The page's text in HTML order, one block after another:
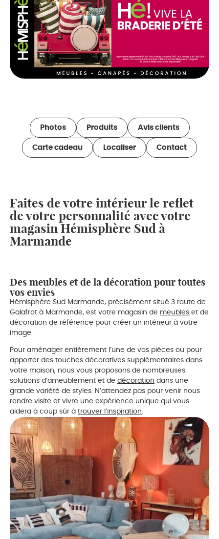
Photos Produits Avis clients
Carte cadeau Localiser Contact
Faites de votre intérieur le reflet
de votre personnalité avec votre
magasin Hémisphère Sud à
Marmande
Des meubles et de la décoration pour toutes
vos envies
Hémisphère Sud Marmande, précisément situé 3 route de
Galafrot à Marmande, est votre magasin de meubles et de
décoration de référence pour créer un intérieur à votre
image.
Pour aménager entièrement l’une de vos pièces ou pour
apporter des touches décoratives supplémentaires dans
votre maison, nous vous proposons de nombreuses
solutions d’ameublement et de décoration dans une
grande variété de styles. N’attendez pas pour venir nous
rendre visite et vivre une expérience unique qui vous
aidera à coup sûr à trouver l’inspiration.